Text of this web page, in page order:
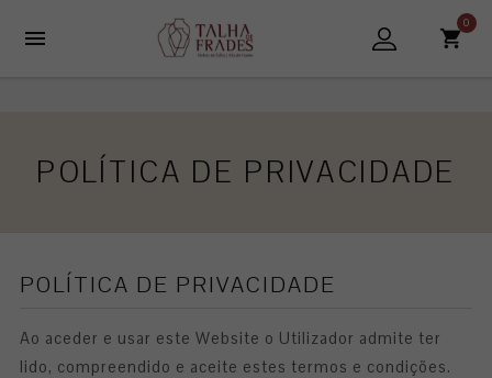

0
POLÍTICA DE PRIVACIDADE
POLÍTICA DE PRIVACIDADE
Ao aceder e usar este Website o Utilizador admite ter
lido, compreendido e aceite estes termos e condições.